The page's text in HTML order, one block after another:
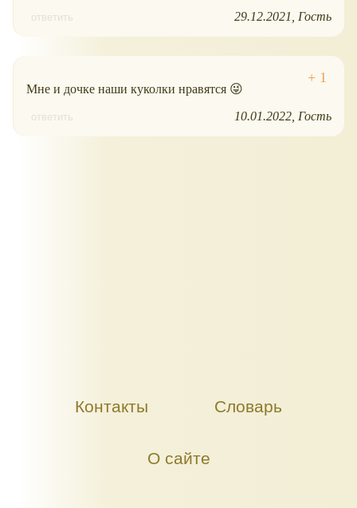
ответить 29.12.2021 Гость
Мне и дочке наши куколки нравятся 😜
ответить 10.01.2022 Гость
Контакты Словарь
О сайте